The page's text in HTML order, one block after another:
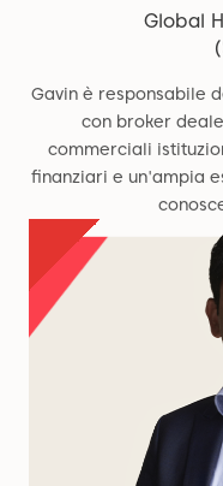
Global
Gavin è responsabile
con broker
commerciali
finanziari e un'ampia